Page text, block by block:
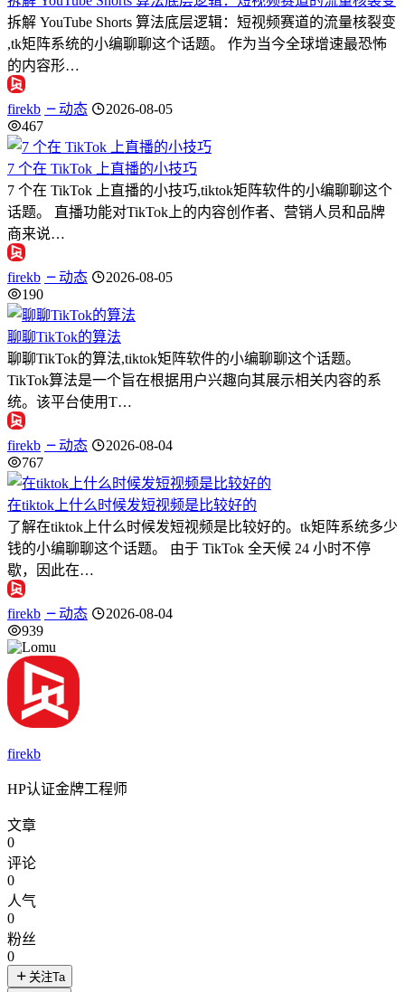
拆解 YouTube Shorts 算法底层逻辑：短视频赛道的流量核裂变
,tk矩阵系统的小编聊聊这个话题。 作为当今全球增速最恐怖
的内容形…
firekb 动态
2026-08-05
467
7 个在 TikTok 上直播的小技巧
7 个在 TikTok 上直播的小技巧,tiktok矩阵软件的小编聊聊这个
话题。 直播功能对TikTok上的内容创作者、营销人员和品牌
商来说…
firekb 动态
2026-08-05
190
聊聊TikTok的算法
聊聊TikTok的算法,tiktok矩阵软件的小编聊聊这个话题。
TikTok算法是一个旨在根据用户兴趣向其展示相关内容的系
统。该平台使用T…
firekb 动态
2026-08-04
767
在tiktok上什么时候发短视频是比较好的
了解在tiktok上什么时候发短视频是比较好的。tk矩阵系统多少
钱的小编聊聊这个话题。 由于 TikTok 全天候 24 小时不停
歇，因此在…
firekb 动态
2026-08-04
939
firekb
HP认证金牌工程师
文章
0
评论
0
人气
0
粉丝
0
关注Ta